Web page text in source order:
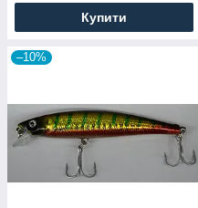
Купити
–10%